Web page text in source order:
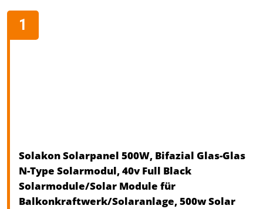
Solakon Solarpanel 500W, Bifazial Glas-Glas
N-Type Solarmodul, 40v Full Black
Solarmodule/Solar Module für
Balkonkraftwerk/Solaranlage, 500w Solar